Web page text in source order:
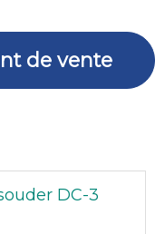
de vente
DC-3